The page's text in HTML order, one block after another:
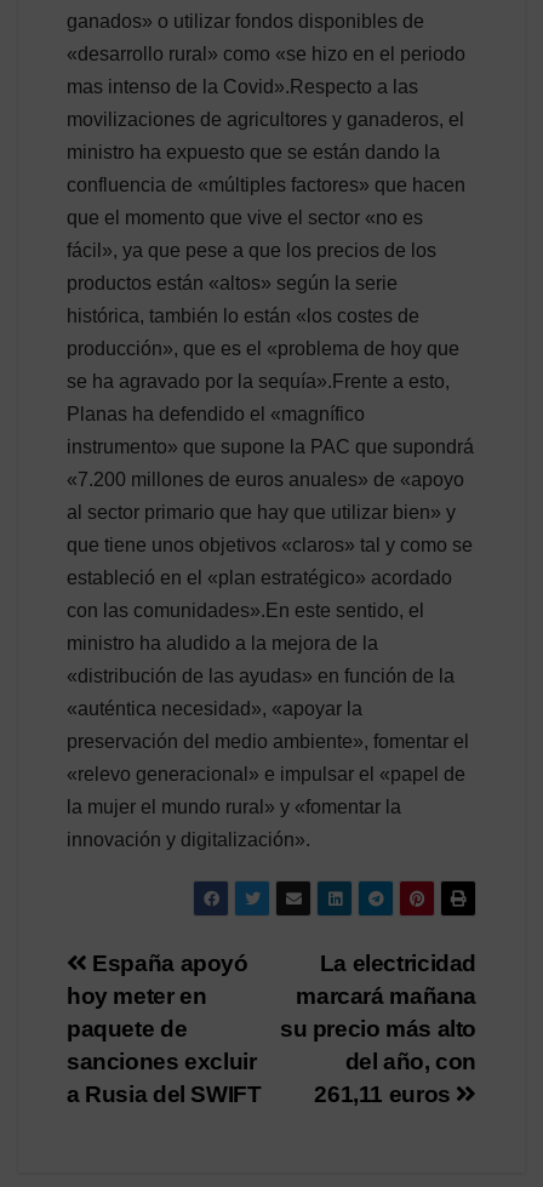
ganados» o utilizar fondos disponibles de
«desarrollo rural» como «se hizo en el periodo
mas intenso de la Covid».Respecto a las
movilizaciones de agricultores y ganaderos, el
ministro ha expuesto que se están dando la
confluencia de «múltiples factores» que hacen
que el momento que vive el sector «no es
fácil», ya que pese a que los precios de los
productos están «altos» según la serie
histórica, también lo están «los costes de
producción», que es el «problema de hoy que
se ha agravado por la sequía».Frente a esto,
Planas ha defendido el «magnífico
instrumento» que supone la PAC que supondrá
«7.200 millones de euros anuales» de «apoyo
al sector primario que hay que utilizar bien» y
que tiene unos objetivos «claros» tal y como se
estableció en el «plan estratégico» acordado
con las comunidades».En este sentido, el
ministro ha aludido a la mejora de la
«distribución de las ayudas» en función de la
«auténtica necesidad», «apoyar la
preservación del medio ambiente», fomentar el
«relevo generacional» e impulsar el «papel de
la mujer el mundo rural» y «fomentar la
innovación y digitalización».
Navegación
de
entradas
La electricidad
marcará mañana
su precio más alto
del año, con
261,11 euros
España apoyó
hoy meter en
paquete de
sanciones excluir
a Rusia del SWIFT